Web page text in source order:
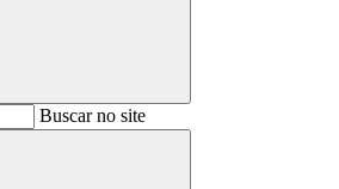
BuscarBuscar no site